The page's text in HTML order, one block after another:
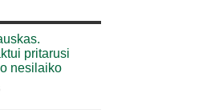
pritarusi
nesilaiko